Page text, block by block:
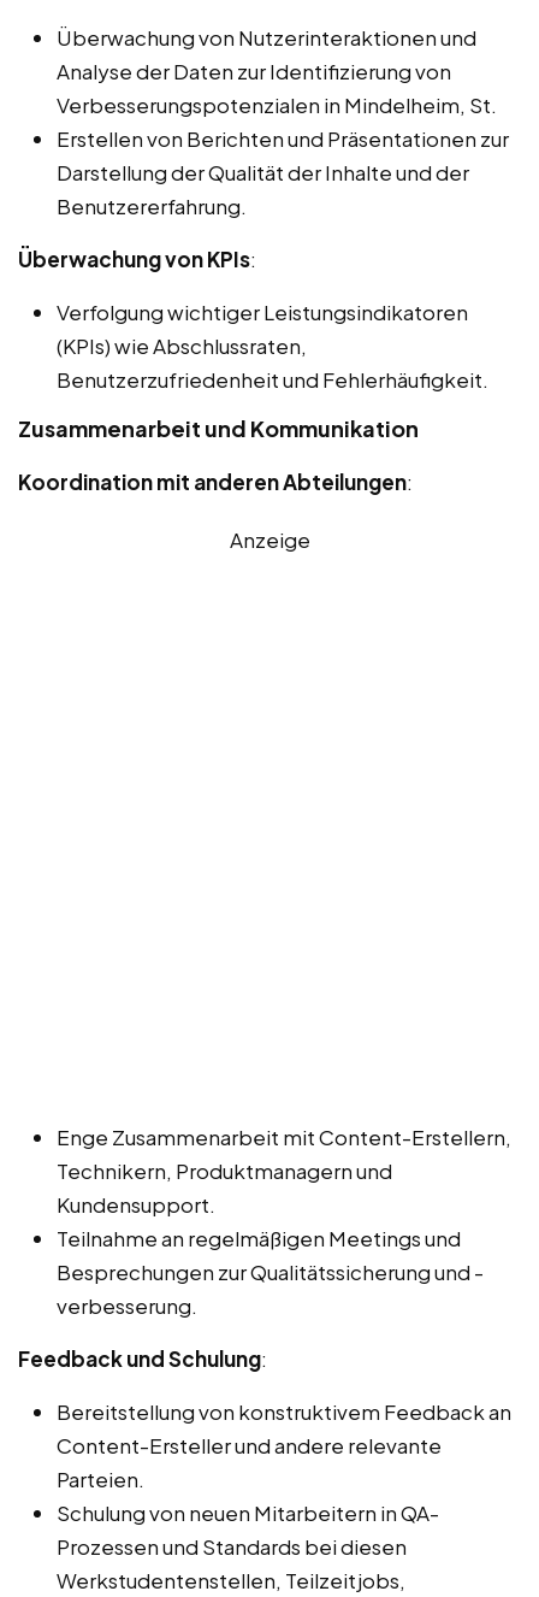
Überwachung von Nutzerinteraktionen und
Analyse der Daten zur Identifizierung von
Verbesserungspotenzialen in Mindelheim, St.
Erstellen von Berichten und Präsentationen zur
Darstellung der Qualität der Inhalte und der
Benutzererfahrung.
Überwachung von KPIs:
Verfolgung wichtiger Leistungsindikatoren
(KPIs) wie Abschlussraten,
Benutzerzufriedenheit und Fehlerhäufigkeit.
Zusammenarbeit und Kommunikation
Koordination mit anderen Abteilungen:
Anzeige
Enge Zusammenarbeit mit Content-Erstellern,
Technikern, Produktmanagern und
Kundensupport.
Teilnahme an regelmäßigen Meetings und
Besprechungen zur Qualitätssicherung und -
verbesserung.
Feedback und Schulung:
Bereitstellung von konstruktivem Feedback an
Content-Ersteller und andere relevante
Parteien.
Schulung von neuen Mitarbeitern in QA-
Prozessen und Standards bei diesen
Werkstudentenstellen, Teilzeitjobs,